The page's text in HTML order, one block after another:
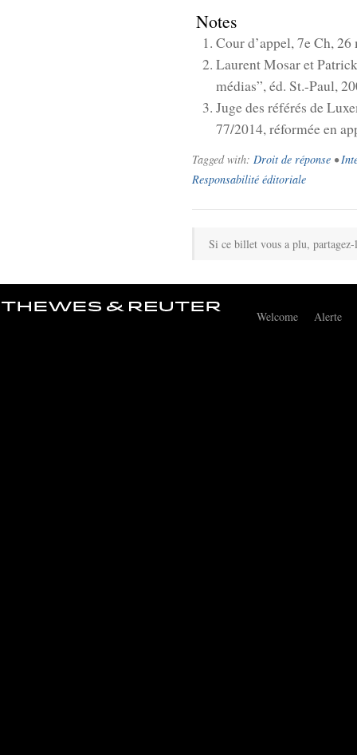
Notes
Cour d’appel, 7e Ch,
Laurent Mosar et
médias”, éd. St.-Paul,
Juge des référés de
77/2014, réformée en
Tagged with: Droit de réponse •
Responsabilité éditoriale
Si ce billet vous a plu,
Welcome Alerte